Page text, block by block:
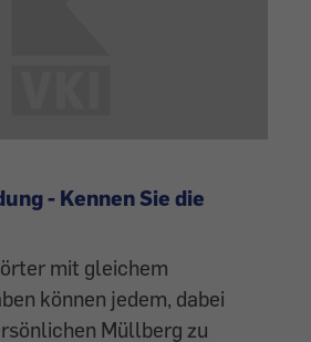
- Kennen Sie die
mit gleichem
können jedem, dabei
Müllberg zu